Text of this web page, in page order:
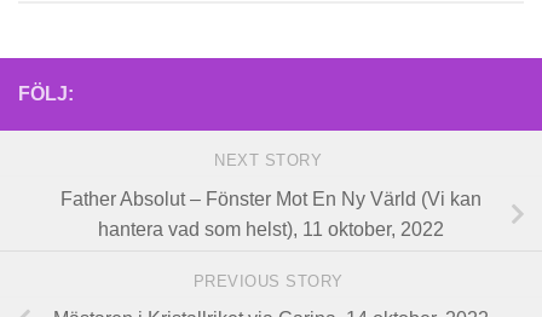
FÖLJ:
NEXT STORY
Father Absolut – Fönster Mot En Ny Värld (Vi kan
hantera vad som helst), 11 oktober, 2022
PREVIOUS STORY